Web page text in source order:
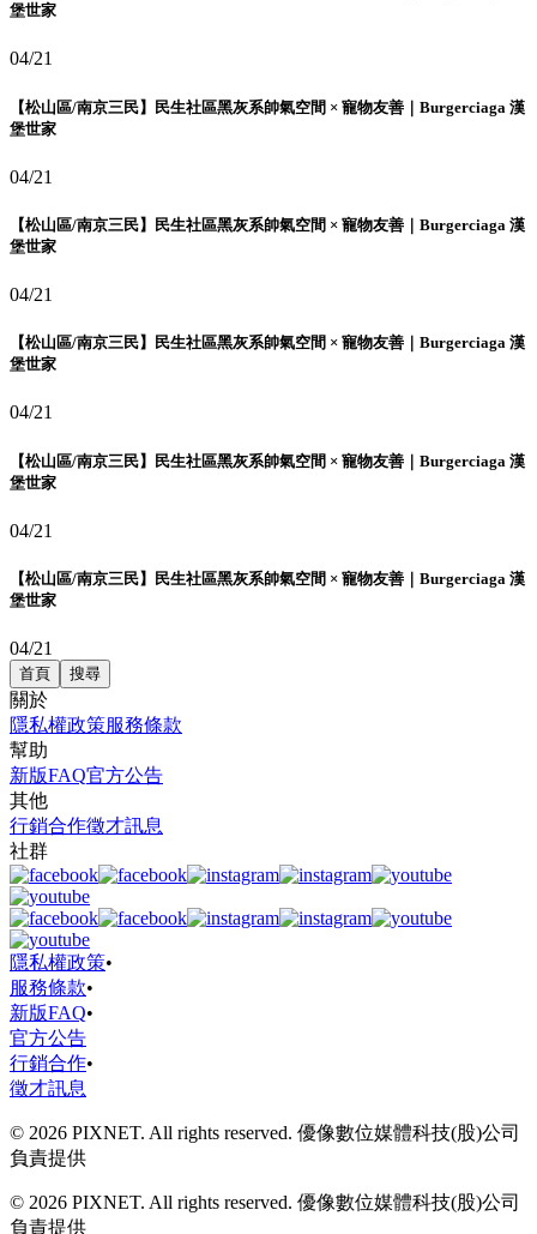
堡世家
04/21
【松山區/南京三民】民生社區黑灰系帥氣空間 × 寵物友善｜Burgerciaga 漢
堡世家
04/21
【松山區/南京三民】民生社區黑灰系帥氣空間 × 寵物友善｜Burgerciaga 漢
堡世家
04/21
【松山區/南京三民】民生社區黑灰系帥氣空間 × 寵物友善｜Burgerciaga 漢
堡世家
04/21
【松山區/南京三民】民生社區黑灰系帥氣空間 × 寵物友善｜Burgerciaga 漢
堡世家
04/21
【松山區/南京三民】民生社區黑灰系帥氣空間 × 寵物友善｜Burgerciaga 漢
堡世家
04/21
首頁 搜尋
關於
隱私權政策服務條款
幫助
新版FAQ官方公告
其他
行銷合作徵才訊息
社群
隱私權政策•
服務條款•
新版FAQ•
官方公告
行銷合作•
徵才訊息
© 2026 PIXNET. All rights reserved. 優像數位媒體科技(股)公司
負責提供
© 2026 PIXNET. All rights reserved. 優像數位媒體科技(股)公司
負責提供